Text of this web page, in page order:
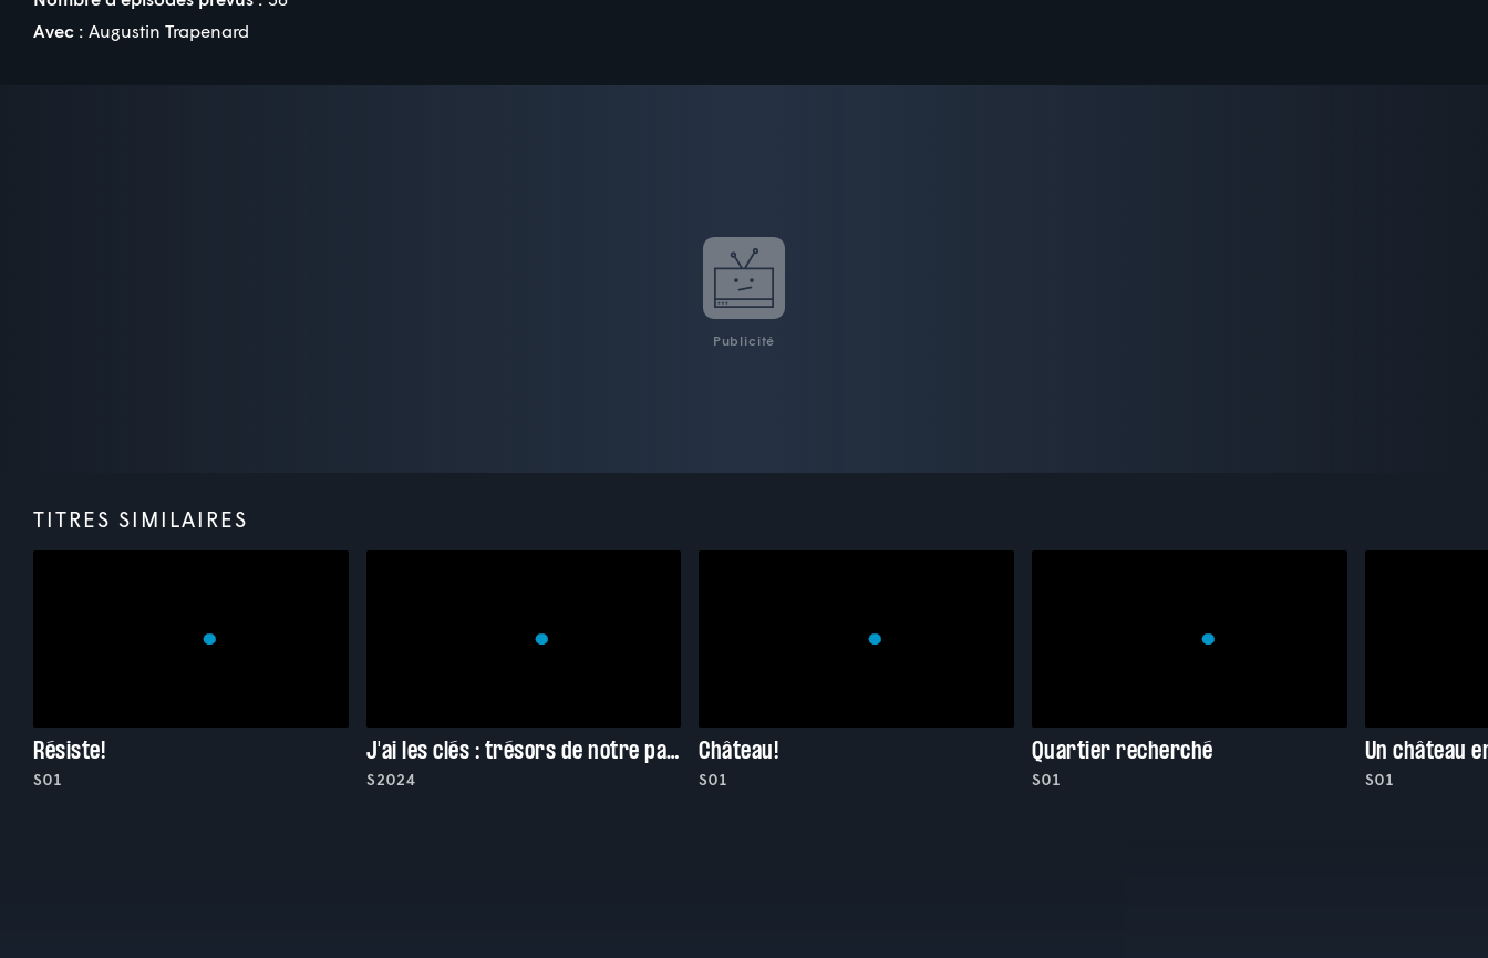
Avec : Augustin Trapenard
Publicité
TITRES SIMILAIRES
Résiste!
S01
J'ai les clés : trésors de notre patrimoine
S2024
Château!
S01
Quartier recherché
S01
Un château
S01